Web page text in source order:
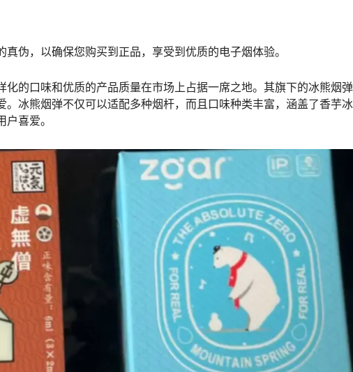
伪，以确保您购买到正品，享受到优质的电子烟体验。
的口味和优质的产品质量在市场上占据一席之地。其旗下的冰熊烟
。冰熊烟弹不仅可以适配多种烟杆，而且口味种类丰富，涵盖了香芋
喜爱。